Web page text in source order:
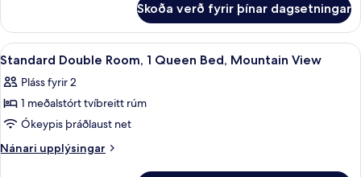
Queen
Bed,
Lake
View
Double
Room,
1
Bed,
Lake
View
Skoða verð fyrir þínar dagsetningar
Skoða
allar
myndir
fyrir
Standard
Double
Myrkratjöld/-gardínur,
10
Standard Double Room, 1 Queen Bed, Mountain View
Pláss fyrir 2
1 meðalstórt tvíbreitt rúm
Ókeypis þráðlaust net
Nánari upplýsingar
Nánari